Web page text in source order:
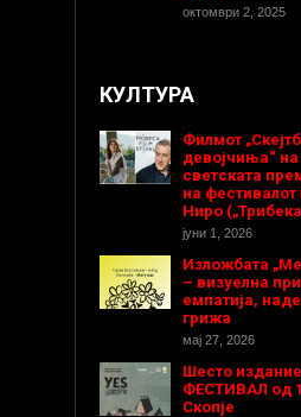
октомври 2, 2025
КУЛТУРА
Филмот
девојчиња“
светската
на
Ниро
јуни 1, 2026
Изложбата
– визуелна
емпатија,
грижа
мај 27, 2026
Шесто
ФЕСТИВАЛ од
Скопје